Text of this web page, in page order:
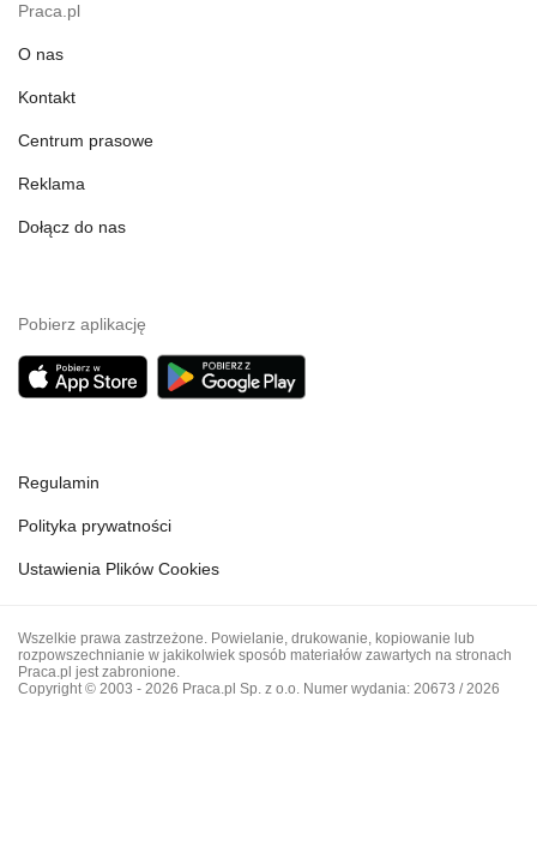
Praca.pl
O nas
Kontakt
Centrum prasowe
Reklama
Dołącz do nas
Pobierz aplikację
Regulamin
Polityka prywatności
Ustawienia Plików Cookies
Wszelkie prawa zastrzeżone. Powielanie, drukowanie, kopiowanie lub
rozpowszechnianie w jakikolwiek sposób materiałów zawartych na stronach
Praca.pl jest zabronione.
Copyright © 2003 - 2026 Praca.pl Sp. z o.o. Numer wydania: 20673 / 2026